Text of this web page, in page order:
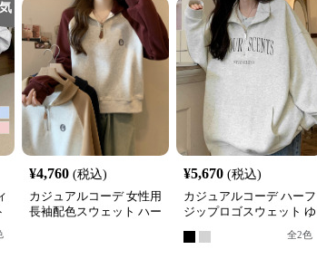
¥4,760 (税込)
カジュアルコーデ 女性用
長袖配色スウェット ハー
¥5,670 (税込)
カジュアルコーデ ハーフ
ジップロゴスウェット ゆ
ったりビッグシルエット
全2色